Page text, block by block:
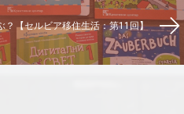
？【セルビア移住生活：第11回】